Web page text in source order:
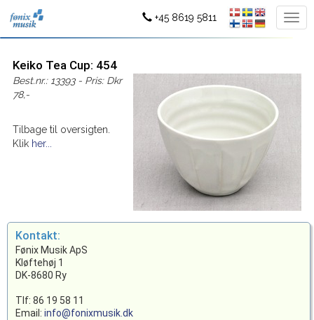
+45 8619 5811
Keiko Tea Cup: 454
Best.nr.: 13393 - Pris: Dkr
78,-
Tilbage til oversigten.
Klik her...
Kontakt:
Fønix Musik ApS
Kløftehøj 1
DK-8680 Ry
Tlf: 86 19 58 11
Email: info@fonixmusik.dk